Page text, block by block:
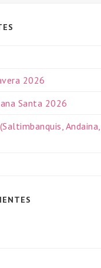
2026
Santa 2026
Andaina,